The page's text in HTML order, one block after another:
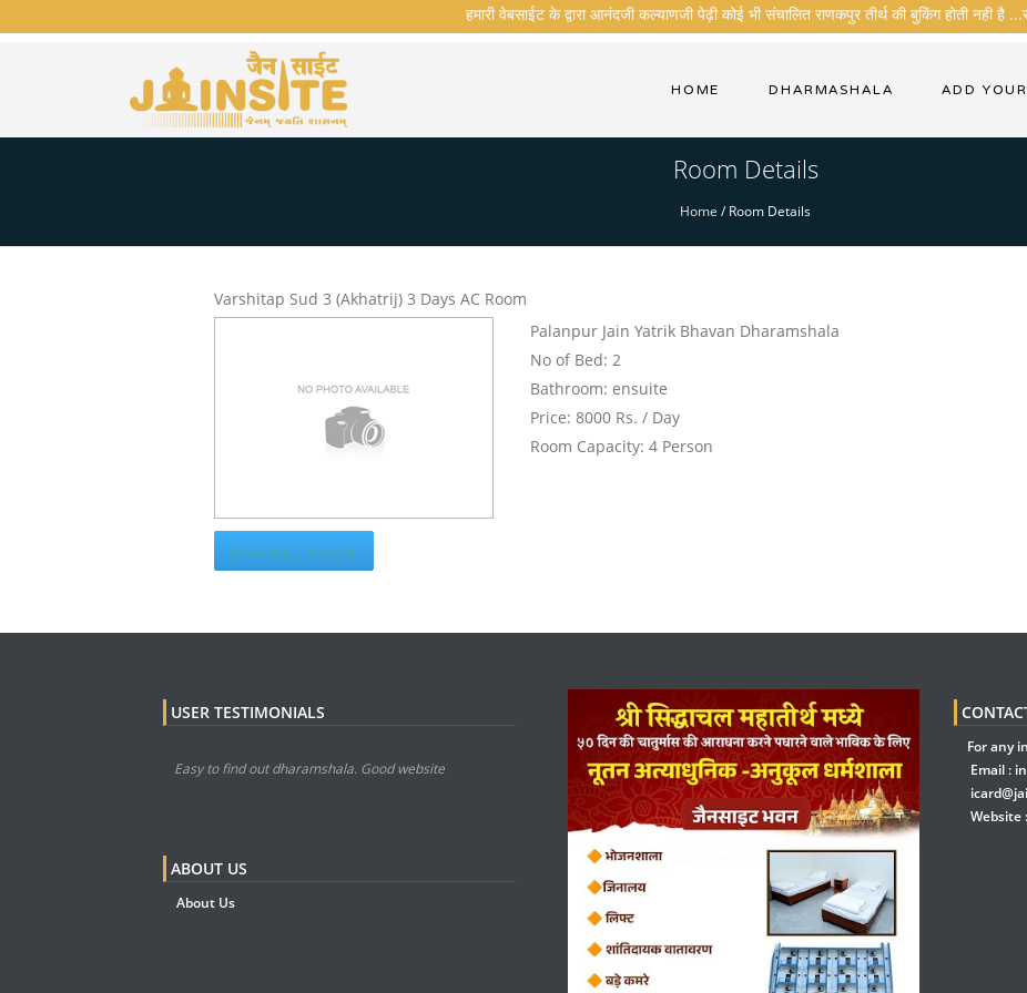
हमारी वेबसाईट के द्वारा आनंदजी कल्याणजी पेढ़ी कोई भी संचालित राणकपुर तीर्थ की बुकिंग होती नही है
HOME DHARMASHALA ADD
Room Details
Home /Room Details
Varshitap Sud 3 (Akhatrij) 3 Days AC Room
Palanpur Jain Yatrik Bhavan Dharamshala
No of Bed: 2
Bathroom: ensuite
Price: 8000 Rs. / Day
Room Capacity: 4 Person
Booking Calendar
USER TESTIMONIALS
Easy to find out dharamshala. Good website
ABOUT US
About Us
For any
Email :
Website :